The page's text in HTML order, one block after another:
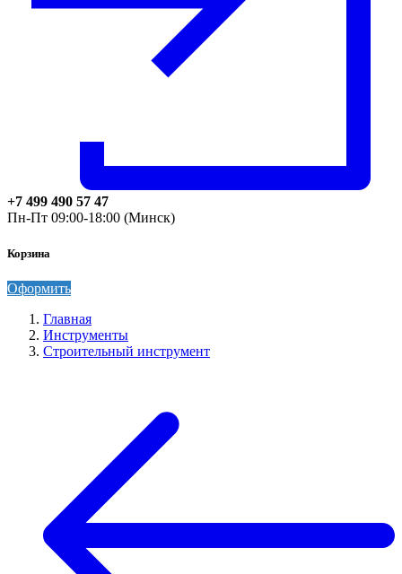
+7 499 490 57 47
Пн-Пт 09:00-18:00 (Минск)
Корзина
Оформить
Главная
Инструменты
Строительный инструмент